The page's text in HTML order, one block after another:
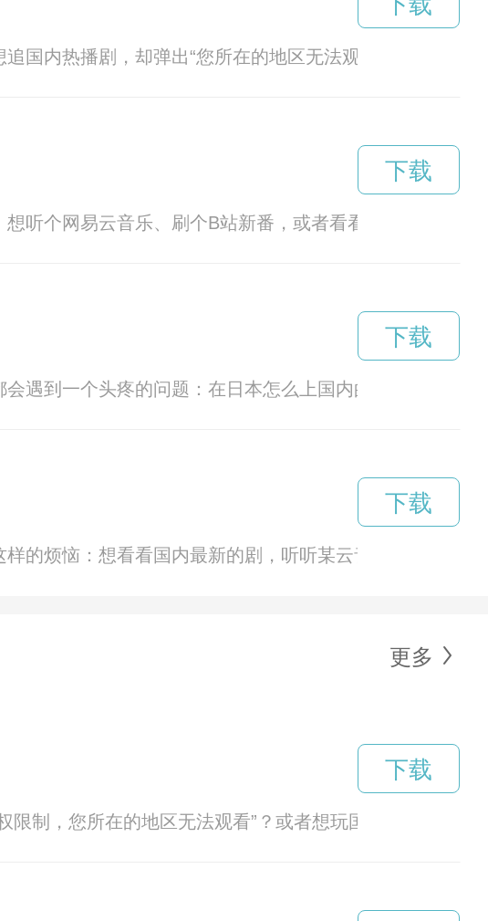
国内热播剧，却弹出“您所在的地区无法观看”；想听
听个网易云音乐、刷个B站新番，或者看看爱奇艺、腾
下载
遇到一个头疼的问题：在日本怎么上国内的网络？看
下载
的烦恼：想看看国内最新的剧，听听某云音乐的歌，却
下载
更多
制，您所在的地区无法观看”？或者想玩国服游戏，
下载